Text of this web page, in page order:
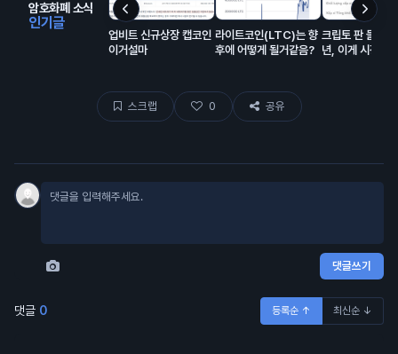
암호화폐 소식
인기글
업비트 신규상장 캡코인
이거설마
라이트코인(LTC)는 향
후에 어떻게 될거같음?
크립토 판 들어
년, 이게 시장에
스크랩 0 공유
댓글쓰기
댓글 0 등록순 ↑ 최신순 ↓